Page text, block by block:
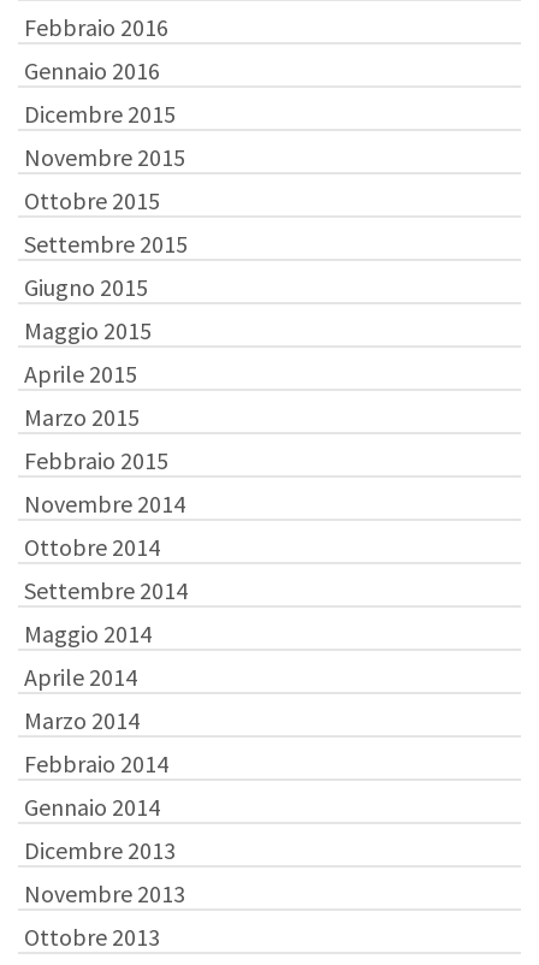
Febbraio 2016
Gennaio 2016
Dicembre 2015
Novembre 2015
Ottobre 2015
Settembre 2015
Giugno 2015
Maggio 2015
Aprile 2015
Marzo 2015
Febbraio 2015
Novembre 2014
Ottobre 2014
Settembre 2014
Maggio 2014
Aprile 2014
Marzo 2014
Febbraio 2014
Gennaio 2014
Dicembre 2013
Novembre 2013
Ottobre 2013